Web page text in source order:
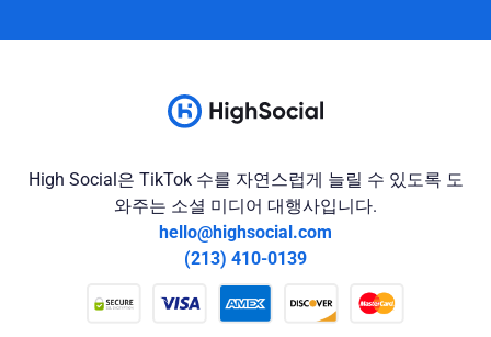
High Social은 TikTok 수를 자연스럽게 늘릴 수 있도록 도
와주는 소셜 미디어 대행사입니다.
hello@highsocial.com
(213) 410-0139